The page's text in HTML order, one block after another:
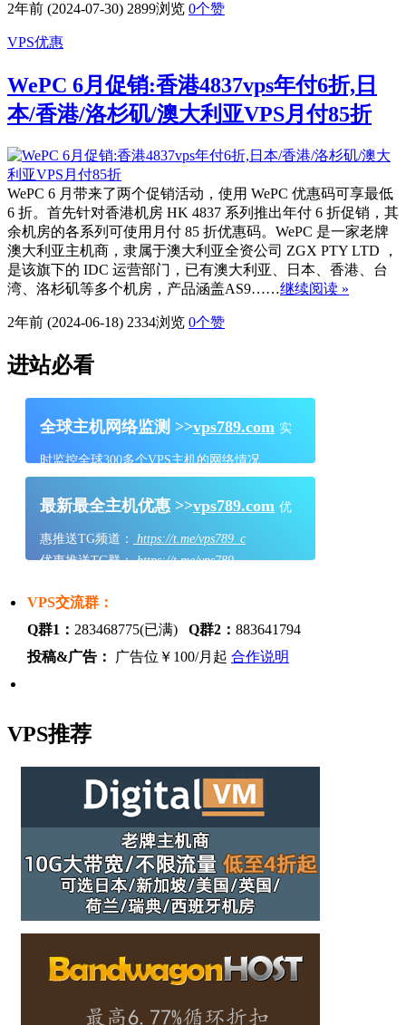
2年前 (2024-07-30) 2899浏览 0个赞
VPS优惠
WePC 6月促销:香港4837vps年付6折,日
本/香港/洛杉矶/澳大利亚VPS月付85折
WePC 6 月带来了两个促销活动，使用 WePC 优惠码可享最低
6 折。首先针对香港机房 HK 4837 系列推出年付 6 折促销，其
余机房的各系列可使用月付 85 折优惠码。WePC 是一家老牌
澳大利亚主机商，隶属于澳大利亚全资公司 ZGX PTY LTD ，
是该旗下的 IDC 运营部门，已有澳大利亚、日本、香港、台
湾、洛杉矶等多个机房，产品涵盖AS9……继续阅读 »
2年前 (2024-06-18) 2334浏览 0个赞
进站必看
全球主机网络监测 >>vps789.com 实
时监控全球300多个VPS主机的网络情况
最新最全主机优惠 >>vps789.com 优
惠推送TG频道：
https://t.me/vps789_c
优惠推送TG群：https://t.me/vps789
VPS交流群：
Q群1： 283468775(已满) Q群2： 883641794
投稿&广告：
广告位￥100/月起 合作说明
VPS推荐